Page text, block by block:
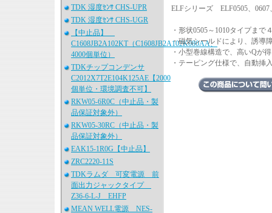
TDK 湿度ｾﾝｻ CHS-UPR
TDK 湿度ｾﾝｻ CHS-UGR
【中止品】
C1608JB2A102KT（C1608JB2A102K080AA、
4000個単位）
TDKチップコンデンサ
C2012X7T2E104K125AE【2000
個単位・環境調査不可】
RKW05-6R0C（中止品・製
品保証対象外）
RKW05-30RC（中止品・製
品保証対象外）
EAK15-1R0G【中止品】
ZRC2220-11S
TDKラムダ 可変電源 前
面出力ジャックタイプ
Z36-6-L-J EHFP
MEAN WELL電源 NES-
ELFシリーズ ELF0505、0607
・形状0505～1010タイプま
・磁気シールドにより、誘導
・小型巻線構造で、高いQが
・テーピング仕様で、自動挿